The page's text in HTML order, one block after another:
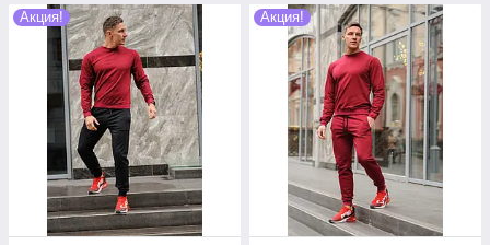
Акция! Акция!